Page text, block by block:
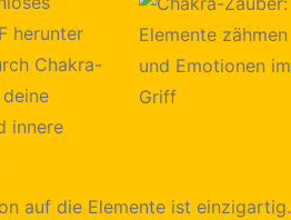
herunter
Chakra-
innere
auf die Elemente ist einzigartig.